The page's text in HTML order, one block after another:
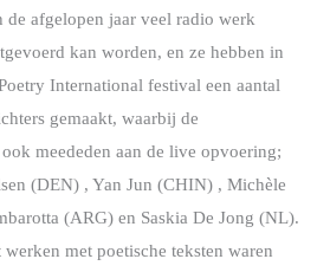
de afgelopen jaar veel radio werk
kan worden, en ze hebben in
International festival een aantal
gemaakt, waarbij de
meededen aan de live opvoering;
(DEN) , Yan Jun (CHIN) , Michèle
(ARG) en Saskia De Jong (NL).
werken met poetische teksten waren